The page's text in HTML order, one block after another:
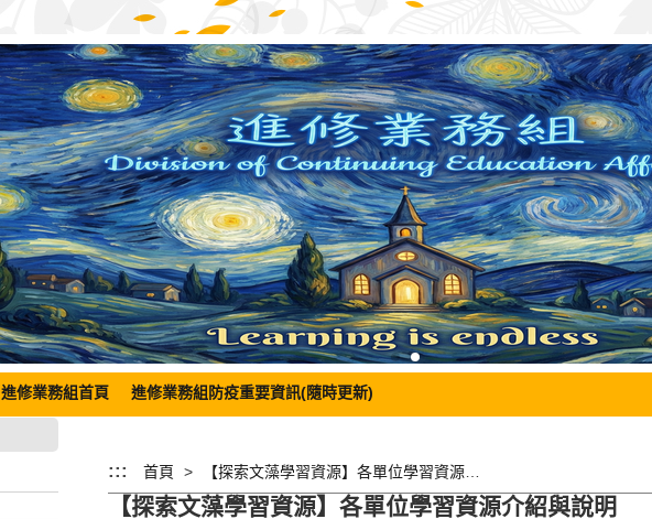
進修業務組首頁 進修業務組防疫重要資訊(隨時更新)
::: 首頁
【探索文藻學習資源】各單位學習資源介紹與說明